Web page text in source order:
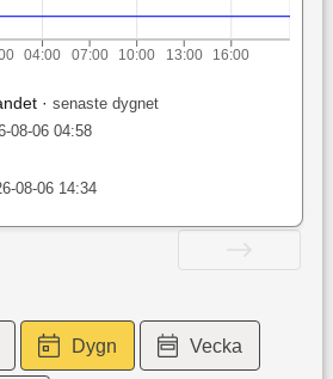
04:00 07:00 10:00 13:00 16:00
· senaste dygnet
08-06 04:58
08-06 14:34
Dygn Vecka